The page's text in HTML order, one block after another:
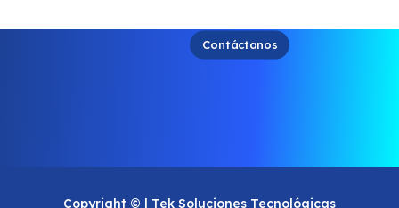
Contáctanos
Copyright © | Tek Soluciones Tecnológicas